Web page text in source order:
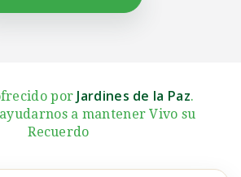
por Jardines de la Paz.
a mantener Vivo su
Recuerdo